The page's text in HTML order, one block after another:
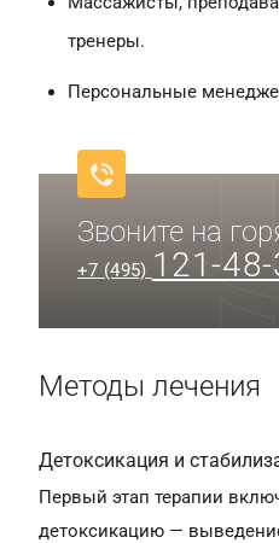
тренеры.
Персональные
Звоните на
+7 (495) 121-48-
Методы лечения
Детоксикация и
Первый этап терапии
детоксикацию —